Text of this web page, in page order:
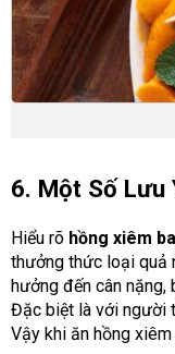
6. Một Số Lưu
Hiểu rõ hồng xiêm
thưởng thức loại quả
hưởng đến cân nặng,
Đặc biệt là với người
Vậy khi ăn hồng